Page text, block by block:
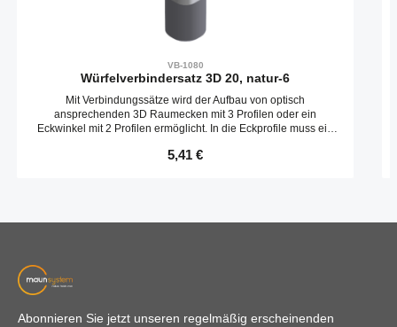
VB-1080
Würfelverbindersatz 3D 20, natur-6
Mit Verbindungssätze wird der Aufbau von optisch
ansprechenden 3D Raumecken mit 3 Profilen oder ein
Eckwinkel mit 2 Profilen ermöglicht. In die Eckprofile muss ein
Regulärer Preis:
5,41 €
Abonnieren Sie jetzt unseren regelmäßig erscheinenden